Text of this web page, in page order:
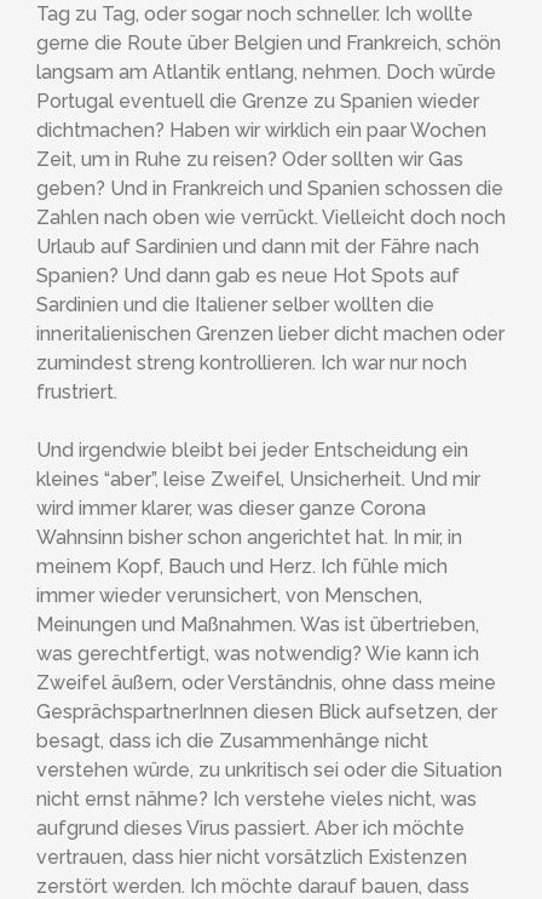
Tag zu Tag, oder sogar noch schneller. Ich wollte
gerne die Route über Belgien und Frankreich, schön
langsam am Atlantik entlang, nehmen. Doch würde
Portugal eventuell die Grenze zu Spanien wieder
dichtmachen? Haben wir wirklich ein paar Wochen
Zeit, um in Ruhe zu reisen? Oder sollten wir Gas
geben? Und in Frankreich und Spanien schossen die
Zahlen nach oben wie verrückt. Vielleicht doch noch
Urlaub auf Sardinien und dann mit der Fähre nach
Spanien? Und dann gab es neue Hot Spots auf
Sardinien und die Italiener selber wollten die
inneritalienischen Grenzen lieber dicht machen oder
zumindest streng kontrollieren. Ich war nur noch
frustriert.
Und irgendwie bleibt bei jeder Entscheidung ein
kleines “aber”, leise Zweifel, Unsicherheit. Und mir
wird immer klarer, was dieser ganze Corona
Wahnsinn bisher schon angerichtet hat. In mir, in
meinem Kopf, Bauch und Herz. Ich fühle mich
immer wieder verunsichert, von Menschen,
Meinungen und Maßnahmen. Was ist übertrieben,
was gerechtfertigt, was notwendig? Wie kann ich
Zweifel äußern, oder Verständnis, ohne dass meine
GesprächspartnerInnen diesen Blick aufsetzen, der
besagt, dass ich die Zusammenhänge nicht
verstehen würde, zu unkritisch sei oder die Situation
nicht ernst nähme? Ich verstehe vieles nicht, was
aufgrund dieses Virus passiert. Aber ich möchte
vertrauen, dass hier nicht vorsätzlich Existenzen
zerstört werden. Ich möchte darauf bauen, dass